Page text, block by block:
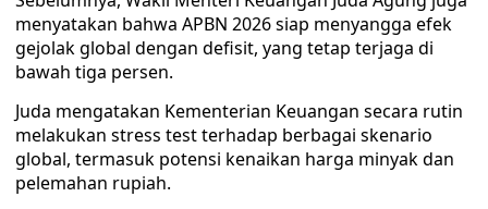
menyatakan bahwa APBN 2026 siap menyangga efek
gejolak global dengan defisit, yang tetap terjaga di
bawah tiga persen.
Juda mengatakan Kementerian Keuangan secara rutin
melakukan stress test terhadap berbagai skenario
global, termasuk potensi kenaikan harga minyak dan
pelemahan rupiah.